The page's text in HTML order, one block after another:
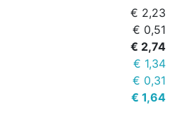
€ 2,23
€ 0,51
€ 2,74
€ 1,34
€ 0,31
€ 1,64